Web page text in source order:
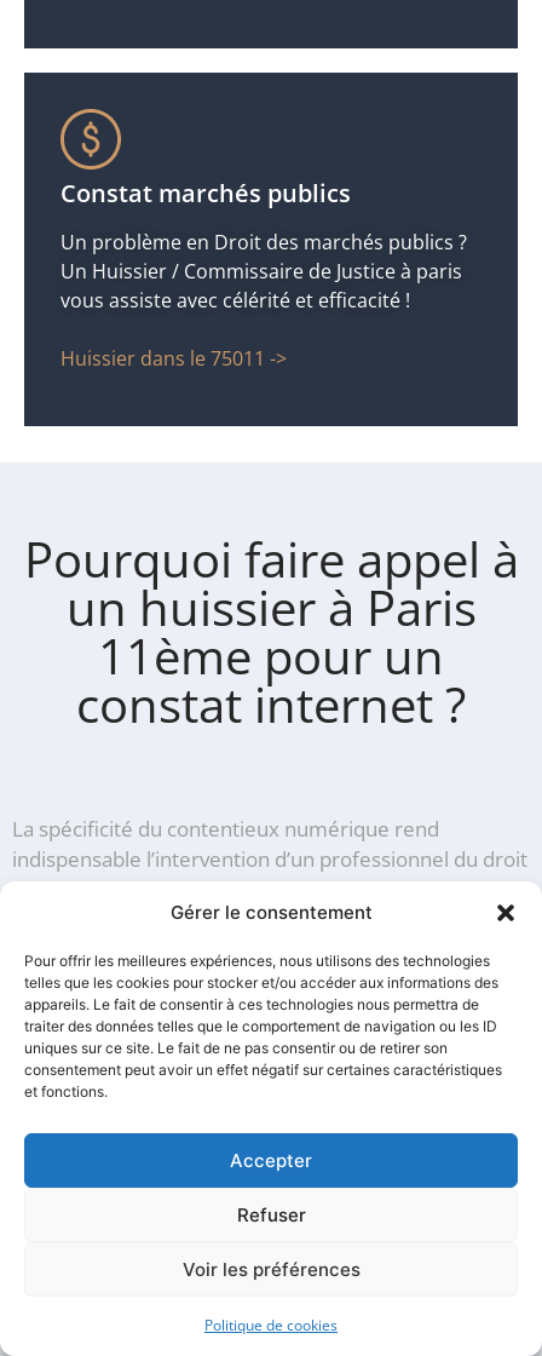
Gérer le consentement
Pour offrir les meilleures expériences, nous utilisons des technologies
telles que les cookies pour stocker et/ou accéder aux informations des
appareils. Le fait de consentir à ces technologies nous permettra de
traiter des données telles que le comportement de navigation ou les ID
uniques sur ce site. Le fait de ne pas consentir ou de retirer son
consentement peut avoir un effet négatif sur certaines caractéristiques
et fonctions.
Accepter
Refuser
Voir les préférences
Politique de cookies
Constat marchés publics
Un problème en Droit des marchés publics ?
Un Huissier / Commissaire de Justice à paris
vous assiste avec célérité et efficacité !
Huissier dans le 75011 ->
Pourquoi faire appel à
un huissier à Paris
11ème pour un
constat internet ?
La spécificité du contentieux numérique rend
indispensable l’intervention d’un professionnel du droit
pour établir des preuves recevables. Un simple
screenshot ou une impression d’écran ne possède
aucune valeur probante devant les tribunaux,
contrairement auconstat d’huissier pour internet
qui bénéficie d’une présomption de véracité.
L’expertise technique de nos commissaires de justice
permet de documenter non seulement le contenu
informations de connexion et tous les éléments
techniques pertinents pour établir l’authenticité et la
date précise de publication. Cette approche
dans le contexte parisien où la concurrence
peuvent avoir des conséquences financières